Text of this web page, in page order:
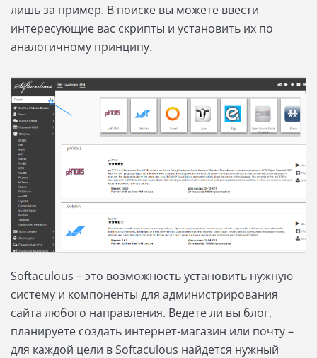
лишь за пример. В поиске вы можете ввести
интересующие вас скрипты и установить их по
аналогичному принципу.
Softaculous – это возможность установить нужную
систему и компоненты для администрирования
сайта любого направления. Ведете ли вы блог,
планируете создать интернет-магазин или почту –
для каждой цели в Softaculous найдется нужный